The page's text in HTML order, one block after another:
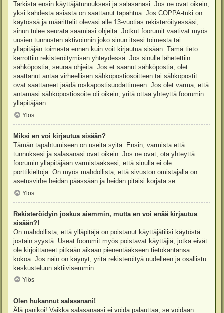
Tarkista ensin käyttäjätunnuksesi ja salasanasi. Jos ne ovat oikein,
yksi kahdesta asiasta on saattanut tapahtua. Jos COPPA-tuki on
käytössä ja määrittelit olevasi alle 13-vuotias rekisteröityessäsi,
sinun tulee seurata saamiasi ohjeita. Jotkut foorumit vaativat myös
uusien tunnusten aktivoinnin joko sinun itsesi toimesta tai
ylläpitäjän toimesta ennen kuin voit kirjautua sisään. Tämä tieto
kerrottiin rekisteröitymisen yhteydessä. Jos sinulle lähetettiin
sähköpostia, seuraa ohjeita. Jos et saanut sähköpostia, olet
saattanut antaa virheellisen sähköpostiosoitteen tai sähköpostit
ovat saattaneet jäädä roskapostisuodattimeen. Jos olet varma, että
antamasi sähköpostiosoite oli oikein, yritä ottaa yhteyttä foorumin
ylläpitäjään.
Ylös
Miksi en voi kirjautua sisään?
Tämän tapahtumiseen on useita syitä. Ensin, varmista että
tunnuksesi ja salasanasi ovat oikein. Jos ne ovat, ota yhteyttä
foorumin ylläpitäjään varmistaaksesi, että sinulla ei ole
porttikieltoja. On myös mahdollista, että sivuston omistajalla on
asetusvirhe heidän päässään ja heidän pitäisi korjata se.
Ylös
Rekisteröidyin joskus aiemmin, mutta en voi enää kirjautua
sisään?!
On mahdollista, että ylläpitäjä on poistanut käyttäjätilisi käytöstä
jostain syystä. Useat foorumit myös poistavat käyttäjiä, jotka eivät
ole kirjoittaneet pitkään aikaan pienentääkseen tietokantansa
kokoa. Jos näin on käynyt, yritä rekisteröityä uudelleen ja osallistu
keskusteluun aktiivisemmin.
Ylös
Olen hukannut salasanani!
Älä panikoi! Vaikka salasanaasi ei voida palauttaa, se voidaan